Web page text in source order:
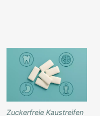
Zuckerfreie Kaustreifen